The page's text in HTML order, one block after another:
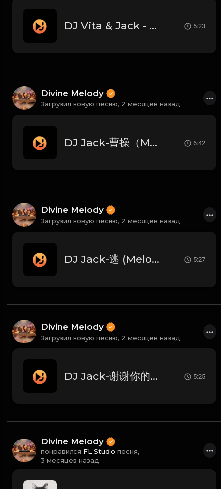
DJ Vita & Jack - 小城大爱（Melodic Techno） 5:23
Divine Melody
Загрузил новую песню, 2 месяцев назад
DJ Jack-曹操（Melodic Techno） 6:42
Divine Melody
Загрузил новую песню, 2 месяцев назад
DJ Jack-逃 (Melodic Techno Mix) 5:27
Divine Melody
Загрузил новую песню, 2 месяцев назад
DJ Jack-谢谢你的爱 (Melodic Techno Mix) 5:25
Divine Melody
понравился FL Studio песня,
3 месяцев назад